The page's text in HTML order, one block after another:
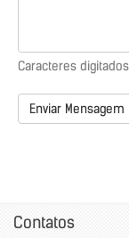
Caracteres digitados
Enviar Mensagem
Contatos